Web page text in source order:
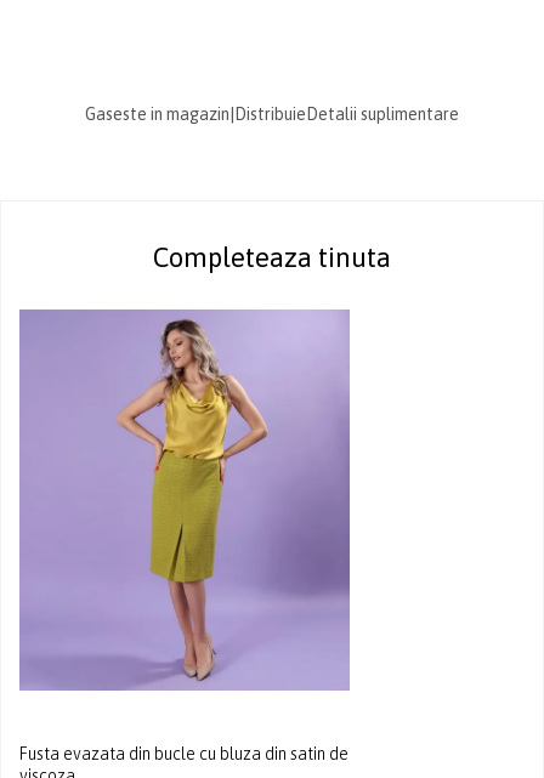
Gaseste in magazin Distribuie Detalii suplimentare
Completeaza tinuta
Fusta evazata din bucle cu bluza din satin de